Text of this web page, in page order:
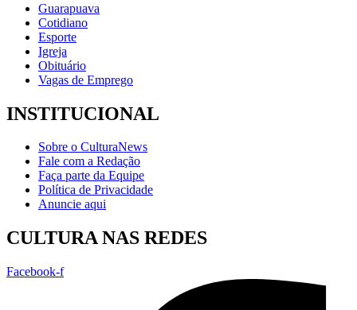
Guarapuava
Cotidiano
Esporte
Igreja
Obituário
Vagas de Emprego
INSTITUCIONAL
Sobre o CulturaNews
Fale com a Redação
Faça parte da Equipe
Política de Privacidade
Anuncie aqui
CULTURA NAS REDES
Facebook-f